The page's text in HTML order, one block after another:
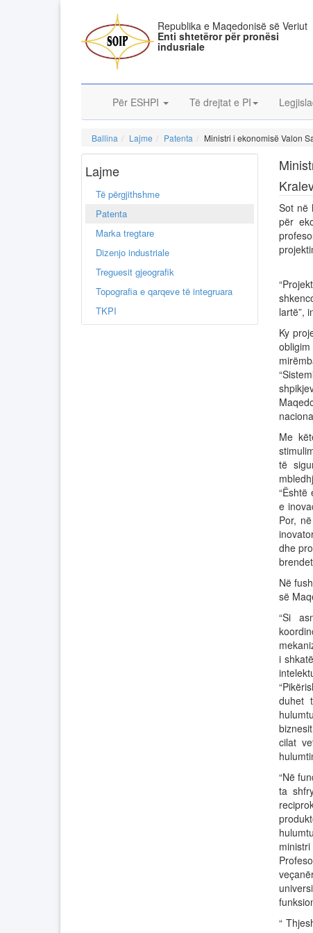
Republika e Maqedonisë së Veriut
Enti shtetëror për pronësi
indusriale
Për ESHPI Të drejtat e PI
Ballina Lajme Patenta Ministri i ekonomisë Valon
Lajme
Të përgjithshme
Patenta
Marka tregtare
Dizenjo industriale
Treguesit gjeografik
Topografia e qarqeve të integruara
TKPI
Sot në
për
lartë”,
Ky
Me
të
“Është
e
Por,
dhe
Në
së
“Si
i
duhet
cilat
“Në
ta
“